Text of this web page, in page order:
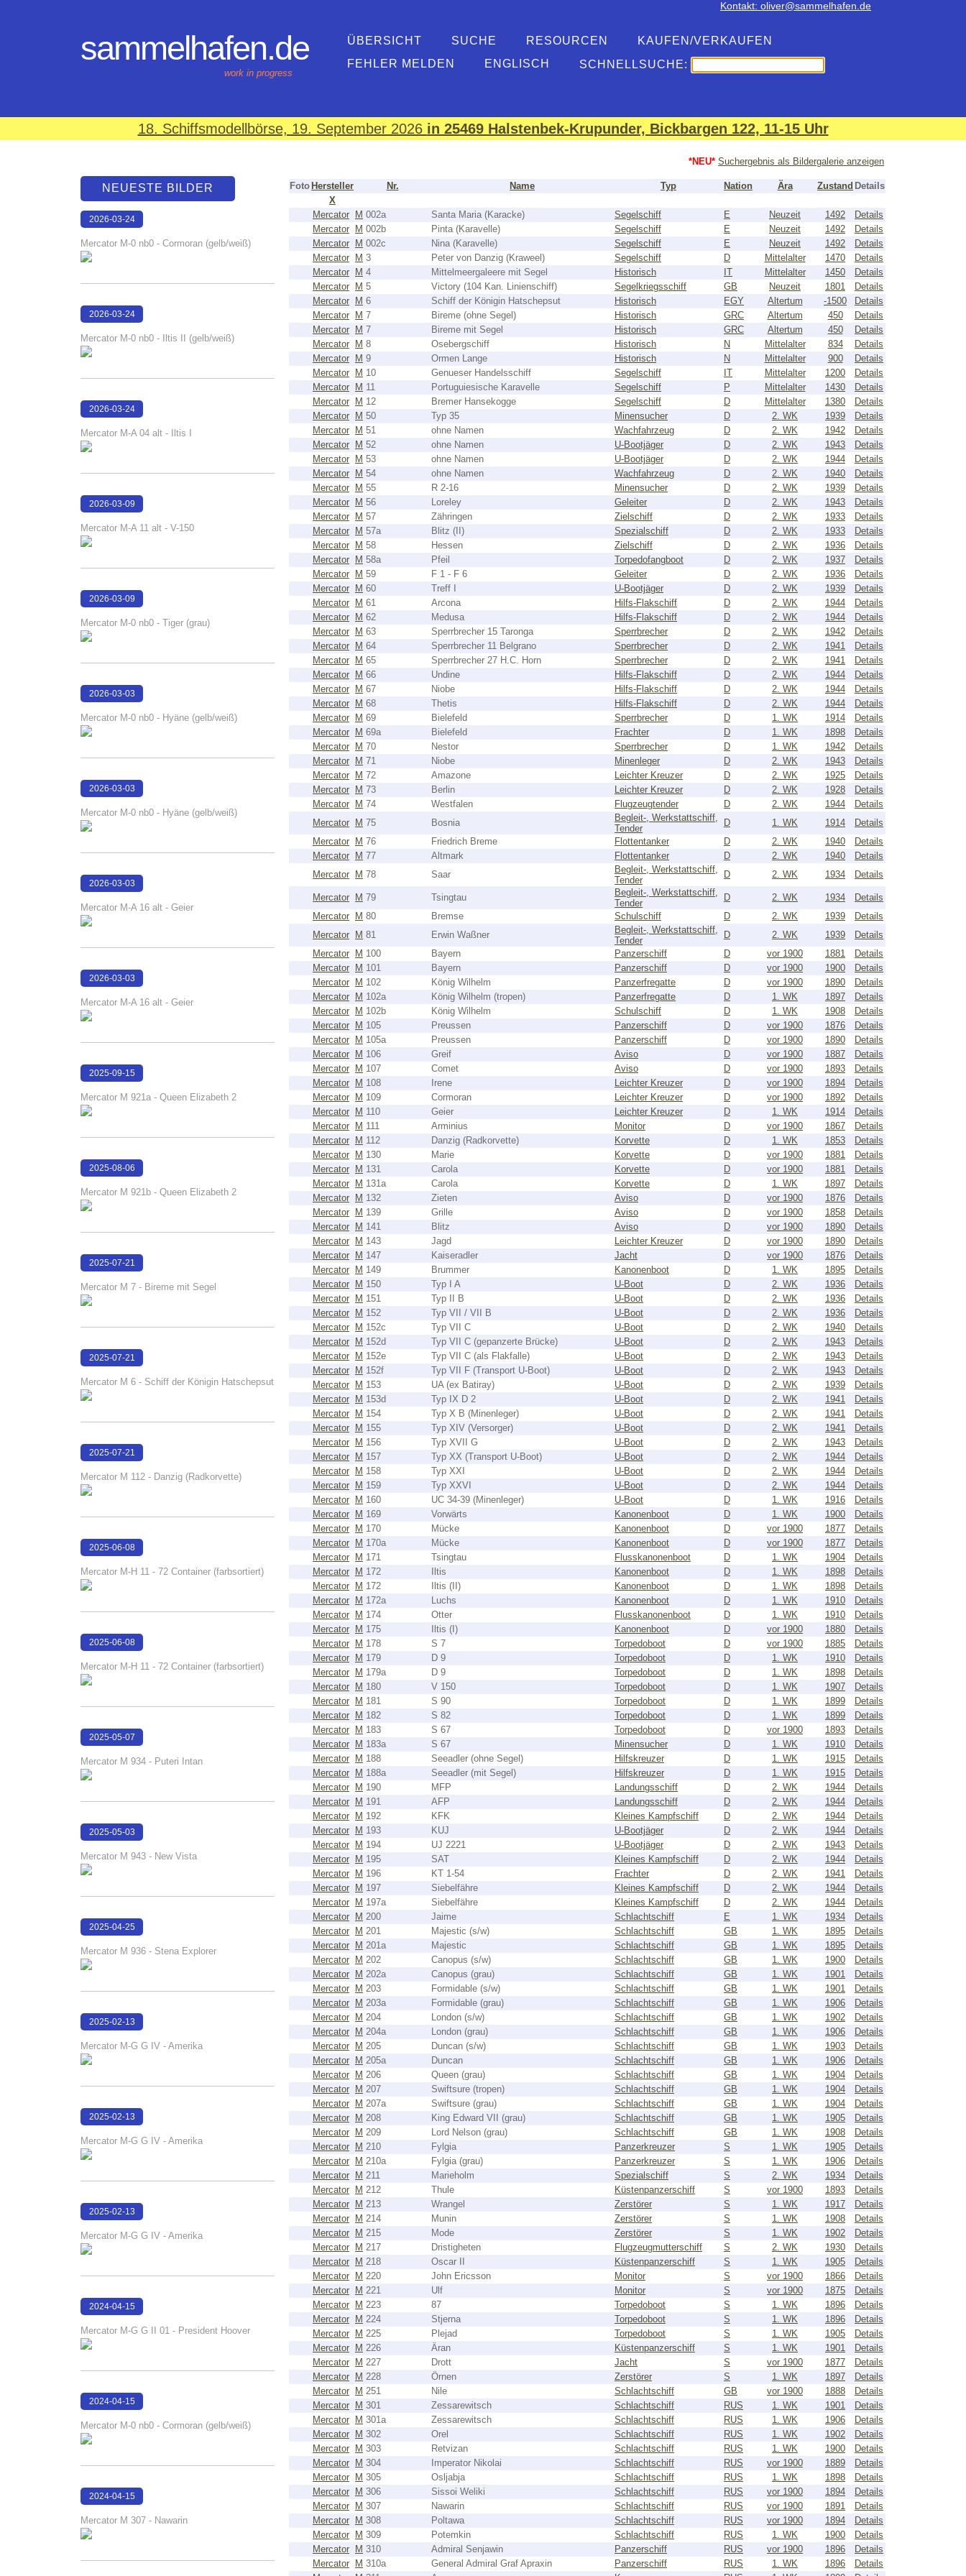
Kontakt: oliver@sammelhafen.de
sammelhafen.de
work in progress
ÜBERSICHT SUCHE RESOURCEN
KAUFEN/VERKAUFEN
FEHLER MELDEN
ENGLISCH SCHNELLSUCHE:
18. Schiffsmodellbörse, 19. September 2026 in 25469 Halstenbek-Krupunder, Bickbargen 122, 11-15 Uhr
*NEU* Suchergebnis als Bildergalerie anzeigen
Foto Hersteller Nr. Name Typ Nation Ära Zustand Details
X
Mercator
M 002a Santa Maria (Karacke) Segelschiff E Neuzeit 1492
Details
Mercator
M 002b Pinta (Karavelle) Segelschiff E Neuzeit 1492
Details
Mercator
M 002c Nina (Karavelle) Segelschiff E Neuzeit 1492
Details
Mercator
M 3 Peter von Danzig (Kraweel) Segelschiff D Mittelalter 1470
Details
Mercator
M 4 Mittelmeergaleere mit Segel Historisch IT Mittelalter 1450
Details
Mercator
M 5 Victory (104 Kan. Linienschiff) Segelkriegsschiff GB Neuzeit 1801
Details
Mercator
M 6 Schiff der Königin Hatschepsut Historisch EGY Altertum -1500
Details
Mercator
M 7 Bireme (ohne Segel) Historisch GRC Altertum 450
Details
Mercator
M 7 Bireme mit Segel Historisch GRC Altertum 450
Details
Mercator
M 8 Osebergschiff Historisch N Mittelalter 834
Details
Mercator
M 9 Ormen Lange Historisch N Mittelalter 900
Details
Mercator
M 10 Genueser Handelsschiff Segelschiff IT Mittelalter 1200
Details
Mercator
M 11 Portuguiesische Karavelle Segelschiff P Mittelalter 1430
Details
Mercator
M 12 Bremer Hansekogge Segelschiff D Mittelalter 1380
Details
Mercator
M 50 Typ 35 Minensucher D 2. WK 1939
Details
Mercator
M 51 ohne Namen Wachfahrzeug D 2. WK 1942
Details
Mercator
M 52 ohne Namen U-Bootjäger D 2. WK 1943
Details
Mercator
M 53 ohne Namen U-Bootjäger D 2. WK 1944
Details
Mercator
M 54 ohne Namen Wachfahrzeug D 2. WK 1940
Details
Mercator
M 55 R 2-16 Minensucher D 2. WK 1939
Details
Mercator
M 56 Loreley Geleiter D 2. WK 1943
Details
Mercator
M 57 Zähringen Zielschiff D 2. WK 1933
Details
Mercator
M 57a Blitz (II) Spezialschiff D 2. WK 1933
Details
Mercator
M 58 Hessen Zielschiff D 2. WK 1936
Details
Mercator
M 58a Pfeil Torpedofangboot D 2. WK 1937
Details
Mercator
M 59 F 1 - F 6 Geleiter D 2. WK 1936
Details
Mercator
M 60 Treff I U-Bootjäger D 2. WK 1939
Details
Mercator
M 61 Arcona Hilfs-Flakschiff D 2. WK 1944
Details
Mercator
M 62 Medusa Hilfs-Flakschiff D 2. WK 1944
Details
Mercator
M 63 Sperrbrecher 15 Taronga Sperrbrecher D 2. WK 1942
Details
Mercator
M 64 Sperrbrecher 11 Belgrano Sperrbrecher D 2. WK 1941
Details
Mercator
M 65 Sperrbrecher 27 H.C. Horn Sperrbrecher D 2. WK 1941
Details
Mercator
M 66 Undine Hilfs-Flakschiff D 2. WK 1944
Details
Mercator
M 67 Niobe Hilfs-Flakschiff D 2. WK 1944
Details
Mercator
M 68 Thetis Hilfs-Flakschiff D 2. WK 1944
Details
Mercator
M 69 Bielefeld Sperrbrecher D 1. WK 1914
Details
Mercator
M 69a Bielefeld Frachter D 1. WK 1898
Details
Mercator
M 70 Nestor Sperrbrecher D 1. WK 1942
Details
Mercator
M 71 Niobe Minenleger D 2. WK 1943
Details
Mercator
M 72 Amazone Leichter Kreuzer D 2. WK 1925
Details
Mercator
M 73 Berlin Leichter Kreuzer D 2. WK 1928
Details
Mercator
M 74 Westfalen Flugzeugtender D 2. WK 1944
Details
Mercator
M 75 Bosnia
Begleit-, Werkstattschiff,
Tender
D 1. WK 1914
Details
Mercator
M 76 Friedrich Breme Flottentanker D 2. WK 1940
Details
Mercator
M 77 Altmark Flottentanker D 2. WK 1940
Details
Mercator
M 78 Saar
Begleit-, Werkstattschiff,
Tender
D 2. WK 1934 Details
Mercator M 79 Tsingtau
Begleit-, Werkstattschiff,
Tender
D 2. WK 1934
Details
Mercator
M 80 Bremse Schulschiff D 2. WK 1939
Details
Mercator
M 81 Erwin Waßner
Begleit-, Werkstattschiff,
Tender
D 2. WK 1939
Details
Mercator
M 100 Bayern Panzerschiff D vor 1900 1881
Details
Mercator
M 101 Bayern Panzerschiff D vor 1900 1900
Details
Mercator
M 102 König Wilhelm Panzerfregatte D vor 1900 1890
Details
Mercator
M 102a König Wilhelm (tropen) Panzerfregatte D 1. WK 1897
Details
Mercator
M 102b König Wilhelm Schulschiff D 1. WK 1908
Details
Mercator
M 105 Preussen Panzerschiff D vor 1900 1876
Details
Mercator
M 105a Preussen Panzerschiff D vor 1900 1890
Details
Mercator
M 106 Greif Aviso D vor 1900 1887
Details
Mercator
M 107 Comet Aviso D vor 1900 1893
Details
Mercator
M 108 Irene Leichter Kreuzer D vor 1900 1894
Details
Mercator
M 109 Cormoran Leichter Kreuzer D vor 1900 1892
Details
Mercator
M 110 Geier Leichter Kreuzer D 1. WK 1914
Details
Mercator
M 111 Arminius Monitor D vor 1900 1867
Details
Mercator
M 112 Danzig (Radkorvette) Korvette D 1. WK 1853
Details
Mercator
M 130 Marie Korvette D vor 1900 1881
Details
Mercator
M 131 Carola Korvette D vor 1900 1881
Details
Mercator
M 131a Carola Korvette D 1. WK 1897
Details
Mercator
M 132 Zieten Aviso D vor 1900 1876
Details
Mercator
M 139 Grille Aviso D vor 1900 1858
Details
Mercator
M 141 Blitz Aviso D vor 1900 1890
Details
Mercator
M 143 Jagd Leichter Kreuzer D vor 1900 1890
Details
Mercator
M 147 Kaiseradler Jacht D vor 1900 1876
Details
Mercator
M 149 Brummer Kanonenboot D 1. WK 1895
Details
Mercator
M 150 Typ I A U-Boot D 2. WK 1936
Details
Mercator
M 151 Typ II B U-Boot D 2. WK 1936
Details
Mercator
M 152 Typ VII / VII B U-Boot D 2. WK 1936
Details
Mercator
M 152c Typ VII C U-Boot D 2. WK 1940
Details
Mercator
M 152d Typ VII C (gepanzerte Brücke) U-Boot D 2. WK 1943
Details
Mercator
M 152e Typ VII C (als Flakfalle) U-Boot D 2. WK 1943
Details
Mercator
M 152f Typ VII F (Transport U-Boot) U-Boot D 2. WK 1943
Details
Mercator
M 153 UA (ex Batiray) U-Boot D 2. WK 1939
Details
Mercator
M 153d Typ IX D 2 U-Boot D 2. WK 1941
Details
Mercator
M 154 Typ X B (Minenleger) U-Boot D 2. WK 1941
Details
Mercator
M 155 Typ XIV (Versorger) U-Boot D 2. WK 1941
Details
Mercator
M 156 Typ XVII G U-Boot D 2. WK 1943
Details
Mercator
M 157 Typ XX (Transport U-Boot) U-Boot D 2. WK 1944
Details
Mercator
M 158 Typ XXI U-Boot D 2. WK 1944
Details
Mercator
M 159 Typ XXVI U-Boot D 2. WK 1944
Details
Mercator
M 160 UC 34-39 (Minenleger) U-Boot D 1. WK 1916
Details
Mercator
M 169 Vorwärts Kanonenboot D 1. WK 1900
Details
Mercator
M 170 Mücke Kanonenboot D vor 1900 1877
Details
Mercator
M 170a Mücke Kanonenboot D vor 1900 1877
Details
Mercator
M 171 Tsingtau Flusskanonenboot D 1. WK 1904
Details
Mercator
M 172 Iltis Kanonenboot D 1. WK 1898
Details
Mercator
M 172 Iltis (II) Kanonenboot D 1. WK 1898
Details
Mercator
M 172a Luchs Kanonenboot D 1. WK 1910
Details
Mercator
M 174 Otter Flusskanonenboot D 1. WK 1910
Details
Mercator
M 175 Iltis (I) Kanonenboot D vor 1900 1880
Details
Mercator
M 178 S 7 Torpedoboot D vor 1900 1885
Details
Mercator
M 179 D 9 Torpedoboot D 1. WK 1910
Details
Mercator
M 179a D 9 Torpedoboot D 1. WK 1898
Details
Mercator
M 180 V 150 Torpedoboot D 1. WK 1907
Details
Mercator
M 181 S 90 Torpedoboot D 1. WK 1899
Details
Mercator
M 182 S 82 Torpedoboot D 1. WK 1899
Details
Mercator
M 183 S 67 Torpedoboot D vor 1900 1893
Details
Mercator
M 183a S 67 Minensucher D 1. WK 1910
Details
Mercator
M 188 Seeadler (ohne Segel) Hilfskreuzer D 1. WK 1915
Details
Mercator
M 188a Seeadler (mit Segel) Hilfskreuzer D 1. WK 1915
Details
Mercator
M 190 MFP Landungsschiff D 2. WK 1944
Details
Mercator
M 191 AFP Landungsschiff D 2. WK 1944
Details
Mercator
M 192 KFK Kleines Kampfschiff D 2. WK 1944
Details
Mercator
M 193 KUJ U-Bootjäger D 2. WK 1944
Details
Mercator
M 194 UJ 2221 U-Bootjäger D 2. WK 1943
Details
Mercator
M 195 SAT Kleines Kampfschiff D 2. WK 1944
Details
Mercator
M 196 KT 1-54 Frachter D 2. WK 1941
Details
Mercator
M 197 Siebelfähre Kleines Kampfschiff D 2. WK 1944
Details
Mercator
M 197a Siebelfähre Kleines Kampfschiff D 2. WK 1944
Details
Mercator
M 200 Jaime Schlachtschiff E 1. WK 1934
Details
Mercator
M 201 Majestic (s/w) Schlachtschiff GB 1. WK 1895
Details
Mercator
M 201a Majestic Schlachtschiff GB 1. WK 1895
Details
Mercator
M 202 Canopus (s/w) Schlachtschiff GB 1. WK 1900
Details
Mercator
M 202a Canopus (grau) Schlachtschiff GB 1. WK 1901
Details
Mercator
M 203 Formidable (s/w) Schlachtschiff GB 1. WK 1901
Details
Mercator
M 203a Formidable (grau) Schlachtschiff GB 1. WK 1906
Details
Mercator
M 204 London (s/w) Schlachtschiff GB 1. WK 1902
Details
Mercator
M 204a London (grau) Schlachtschiff GB 1. WK 1906
Details
Mercator
M 205 Duncan (s/w) Schlachtschiff GB 1. WK 1903
Details
Mercator
M 205a Duncan Schlachtschiff GB 1. WK 1906
Details
Mercator
M 206 Queen (grau) Schlachtschiff GB 1. WK 1904
Details
Mercator
M 207 Swiftsure (tropen) Schlachtschiff GB 1. WK 1904
Details
Mercator
M 207a Swiftsure (grau) Schlachtschiff GB 1. WK 1904
Details
Mercator
M 208 King Edward VII (grau) Schlachtschiff GB 1. WK 1905
Details
Mercator
M 209 Lord Nelson (grau) Schlachtschiff GB 1. WK 1908
Details
Mercator
M 210 Fylgia Panzerkreuzer S 1. WK 1905
Details
Mercator
M 210a Fylgia (grau) Panzerkreuzer S 1. WK 1906
Details
Mercator
M 211 Marieholm Spezialschiff S 2. WK 1934
Details
Mercator
M 212 Thule Küstenpanzerschiff S vor 1900 1893
Details
Mercator
M 213 Wrangel Zerstörer S 1. WK 1917
Details
Mercator
M 214 Munin Zerstörer S 1. WK 1908
Details
Mercator
M 215 Mode Zerstörer S 1. WK 1902
Details
Mercator
M 217 Dristigheten Flugzeugmutterschiff S 2. WK 1930
Details
Mercator
M 218 Oscar II Küstenpanzerschiff S 1. WK 1905
Details
Mercator
M 220 John Ericsson Monitor S vor 1900 1866
Details
Mercator
M 221 Ulf Monitor S vor 1900 1875
Details
Mercator
M 223 87 Torpedoboot S 1. WK 1896
Details
Mercator
M 224 Stjerna Torpedoboot S 1. WK 1896
Details
Mercator
M 225 Plejad Torpedoboot S 1. WK 1905
Details
Mercator
M 226 Äran Küstenpanzerschiff S 1. WK 1901
Details
Mercator
M 227 Drott Jacht S vor 1900 1877
Details
Mercator
M 228 Örnen Zerstörer S 1. WK 1897
Details
Mercator
M 251 Nile Schlachtschiff GB vor 1900 1888
Details
Mercator
M 301 Zessarewitsch Schlachtschiff RUS 1. WK 1901
Details
Mercator
M 301a Zessarewitsch Schlachtschiff RUS 1. WK 1906
Details
Mercator
M 302 Orel Schlachtschiff RUS 1. WK 1902
Details
Mercator
M 303 Retvizan Schlachtschiff RUS 1. WK 1900
Details
Mercator
M 304 Imperator Nikolai Schlachtschiff RUS vor 1900 1889
Details
Mercator
M 305 Osljabja Schlachtschiff RUS 1. WK 1898
Details
Mercator
M 306 Sissoi Weliki Schlachtschiff RUS vor 1900 1894
Details
Mercator
M 307 Nawarin Schlachtschiff RUS vor 1900 1891
Details
Mercator
M 308 Poltawa Schlachtschiff RUS vor 1900 1894
Details
Mercator
M 309 Potemkin Schlachtschiff RUS 1. WK 1900
Details
Mercator
M 310 Admiral Senjawin Panzerschiff RUS vor 1900 1896
Details
Mercator
M 310a General Admiral Graf Apraxin Panzerschiff RUS 1. WK 1896
Details
NEUESTE BILDER
2026-03-24
Mercator M-0 nb0 - Cormoran (gelb/weiß)
2026-03-24
Mercator M-0 nb0 - Iltis II (gelb/weiß)
2026-03-24
Mercator M-A 04 alt - Iltis I
2026-03-09
Mercator M-A 11 alt - V-150
2026-03-09
Mercator M-0 nb0 - Tiger (grau)
2026-03-03
Mercator M-0 nb0 - Hyäne (gelb/weiß)
2026-03-03
Mercator M-0 nb0 - Hyäne (gelb/weiß)
2026-03-03
Mercator M-A 16 alt - Geier
2026-03-03
Mercator M-A 16 alt - Geier
2025-09-15
Mercator M 921a - Queen Elizabeth 2
2025-08-06
Mercator M 921b - Queen Elizabeth 2
2025-07-21
Mercator M 7 - Bireme mit Segel
2025-07-21
Mercator M 6 - Schiff der Königin Hatschepsut
2025-07-21
Mercator M 112 - Danzig (Radkorvette)
2025-06-08
Mercator M-H 11 - 72 Container (farbsortiert)
2025-06-08
Mercator M-H 11 - 72 Container (farbsortiert)
2025-05-07
Mercator M 934 - Puteri Intan
2025-05-03
Mercator M 943 - New Vista
2025-04-25
Mercator M 936 - Stena Explorer
2025-02-13
Mercator M-G G IV - Amerika
2025-02-13
Mercator M-G G IV - Amerika
2025-02-13
Mercator M-G G IV - Amerika
2024-04-15
Mercator M-G G II 01 - President Hoover
2024-04-15
Mercator M-0 nb0 - Cormoran (gelb/weiß)
2024-04-15
Mercator M 307 - Nawarin